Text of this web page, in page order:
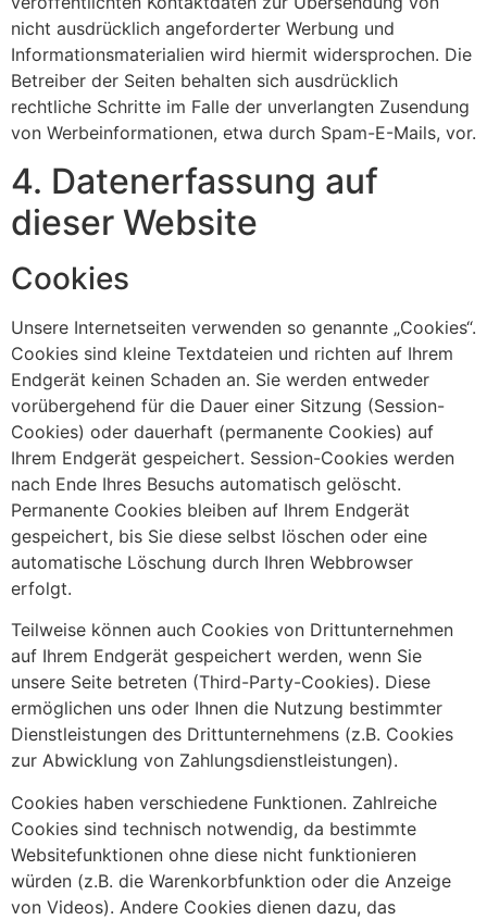
nicht ausdrücklich angeforderter Werbung und
Informationsmaterialien wird hiermit widersprochen. Die
Betreiber der Seiten behalten sich ausdrücklich
rechtliche Schritte im Falle der unverlangten Zusendung
von Werbeinformationen, etwa durch Spam-E-Mails, vor.
4. Datenerfassung auf
dieser Website
Cookies
Unsere Internetseiten verwenden so genannte „Cookies“.
Cookies sind kleine Textdateien und richten auf Ihrem
Endgerät keinen Schaden an. Sie werden entweder
vorübergehend für die Dauer einer Sitzung (Session-
Cookies) oder dauerhaft (permanente Cookies) auf
Ihrem Endgerät gespeichert. Session-Cookies werden
nach Ende Ihres Besuchs automatisch gelöscht.
Permanente Cookies bleiben auf Ihrem Endgerät
gespeichert, bis Sie diese selbst löschen oder eine
automatische Löschung durch Ihren Webbrowser
erfolgt.
Teilweise können auch Cookies von Drittunternehmen
auf Ihrem Endgerät gespeichert werden, wenn Sie
unsere Seite betreten (Third-Party-Cookies). Diese
ermöglichen uns oder Ihnen die Nutzung bestimmter
Dienstleistungen des Drittunternehmens (z.B. Cookies
zur Abwicklung von Zahlungsdienstleistungen).
Cookies haben verschiedene Funktionen. Zahlreiche
Cookies sind technisch notwendig, da bestimmte
Websitefunktionen ohne diese nicht funktionieren
würden (z.B. die Warenkorbfunktion oder die Anzeige
von Videos). Andere Cookies dienen dazu, das